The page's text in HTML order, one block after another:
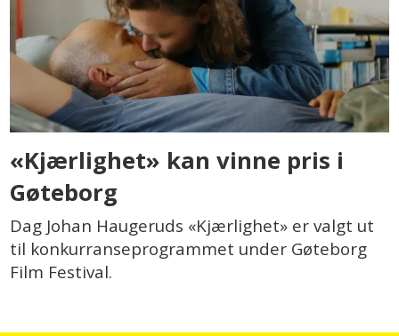
«Kjærlighet» kan vinne pris i
Gøteborg
Dag Johan Haugeruds «Kjærlighet» er valgt ut
til konkurranseprogrammet under Gøteborg
Film Festival.